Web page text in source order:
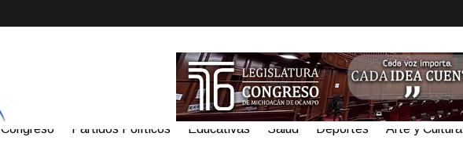
Congreso Partidos Políticos Educativas Salud Deportes Arte y Cultura